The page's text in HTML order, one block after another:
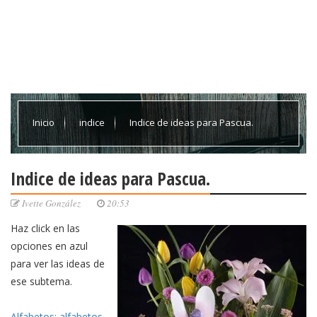
Inicio indice Indice de ideas para Pascua.
Indice de ideas para Pascua.
Ivette González 20:53
Haz click en las
opciones en azul
para ver las ideas de
ese subtema.